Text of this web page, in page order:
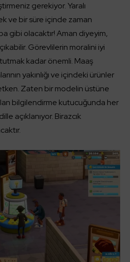
gerekiyor. Yaralı
ve bir süre içinde zaman
gibi olacaktır! Aman diyeyim,
Görevlilerin moralini iyi
kadar önemli. Maaş
yakınlığı ve içindeki ürünler
Zaten bir modelin üstüne
bilgilendirme kutucuğunda her
açıklanıyor. Birazcık